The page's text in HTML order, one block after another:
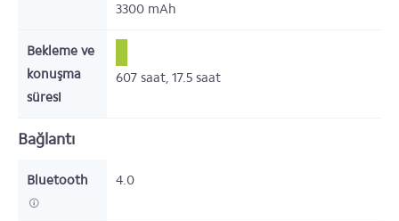
3300 mAh
Bekleme ve
konuşma
süresi
607 saat, 17.5 saat
Bağlantı
Bluetooth 4.0